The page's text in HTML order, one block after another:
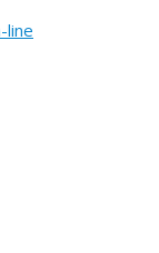
line